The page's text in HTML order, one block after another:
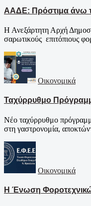
ΑΑΔΕ: Πρόστιμα άνω
Η Ανεξάρτητη Αρχή
σαρωτικούς επιτόπιους
Οικονομικά
Ταχύρρυθμο
Νέο ταχύρρυθμο
στη γαστρονομία,
Οικονομικά
Η Ένωση